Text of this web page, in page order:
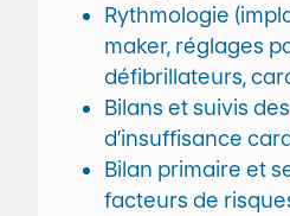
Rythmologie
maker, réglages
défibrillateurs,
Bilans et suivis
d’insuffisance
Bilan primaire et
facteurs de